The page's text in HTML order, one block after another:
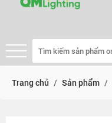
Trang chủ Sản phẩm